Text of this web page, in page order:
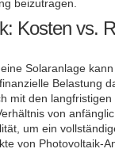
beizutragen.
Kosten vs.
Solaranlage
Belastung
mit den langfristigen
von
um ein
von Photovoltaik-